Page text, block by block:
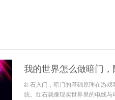
我的世界怎么做暗门
红石入门，暗门的基础原理在游
统。红石就像现实世界里的电线